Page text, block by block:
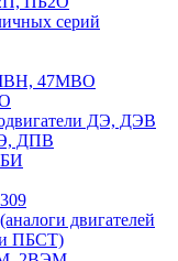
серий
47МВО
ДЭ, ДЭВ
ДПВ
БИ
двигателей
ПБСТ)